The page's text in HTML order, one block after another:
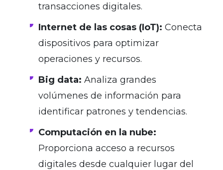
transacciones digitales.
Internet de las cosas (IoT): Conecta
dispositivos para optimizar
operaciones y recursos.
Big data: Analiza grandes
volúmenes de información para
identificar patrones y tendencias.
Computación en la nube:
Proporciona acceso a recursos
digitales desde cualquier lugar del